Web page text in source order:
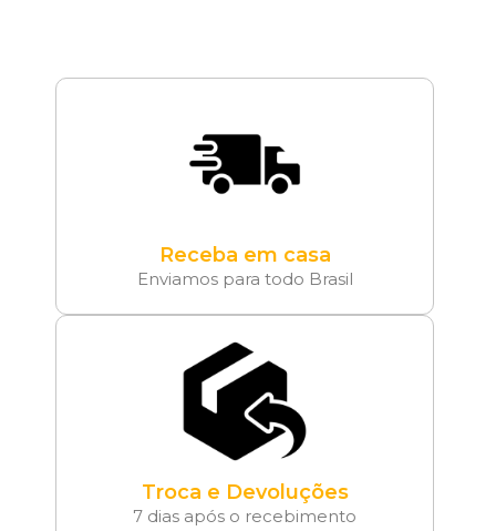
Receba em casa
Enviamos para todo Brasil
Troca e Devoluções
7 dias após o recebimento